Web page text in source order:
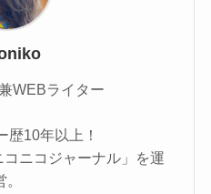
WEBライター
歴10年以上！
ニコジャーナル」を運
。